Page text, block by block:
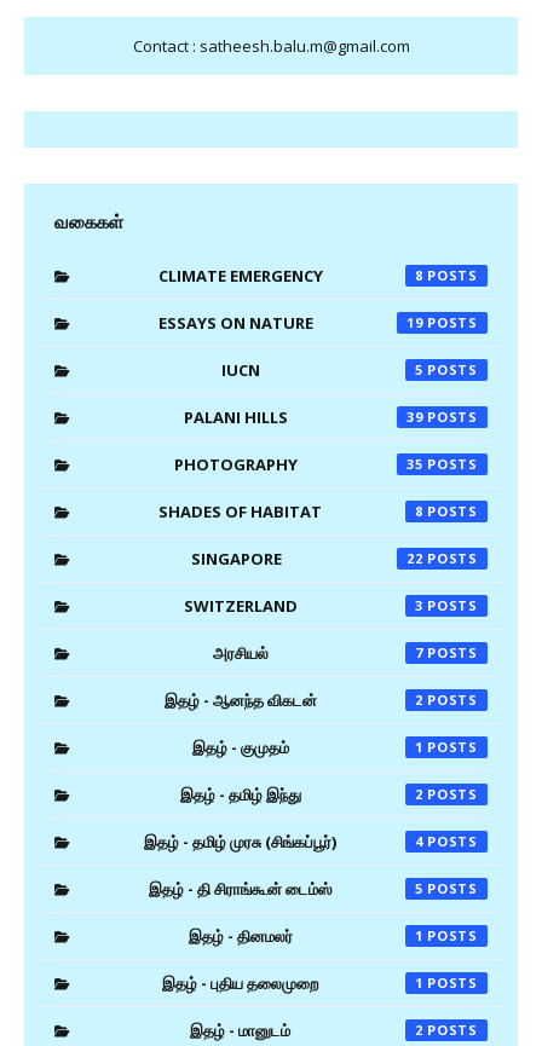
Contact : satheesh.balu.m@gmail.com
வகைகள்
CLIMATE EMERGENCY 8
ESSAYS ON NATURE 19
IUCN 5
PALANI HILLS 39
PHOTOGRAPHY 35
SHADES OF HABITAT 8
SINGAPORE 22
SWITZERLAND 3
அரசியல் 7
இதழ் - ஆனந்த விகடன் 2
இதழ் - குமுதம் 1
இதழ் - தமிழ் இந்து 2
இதழ் - தமிழ் முரசு (சிங்கப்பூர்) 4
இதழ் - தி சிராங்கூன் டைம்ஸ் 5
இதழ் - தினமலர் 1
இதழ் - புதிய தலைமுறை 1
இதழ் - மானுடம் 2